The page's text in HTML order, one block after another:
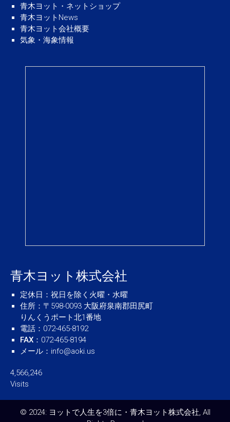
青木ヨット・ネットショップ
青木ヨットNews
青木ヨット会社概要
気象・海象情報
青木ヨット株式会社
定休日 ：祝日を除く火曜・水曜
住所 ：〒598-0093 大阪府泉南郡田尻町
りんくうポート北1番地
電話 ：072-465-8192
FAX ：072-465-8194
メール ： info@aoki.us
4,566,246
Visits
© 2024: ヨットで人生を3倍に・青木ヨット株式会社, All